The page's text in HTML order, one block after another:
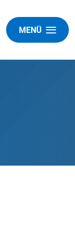
MENÜ